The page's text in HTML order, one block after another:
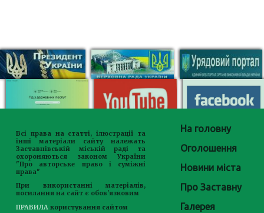
Всі права на статті, ілюстрації та
інші матеріали сайту належать
Заставнівській міській раді та
охороняються законом України
"Про авторське право і суміжні
права"
При використанні матеріалів,
посилання на сайт є обов'язковим
ПРАВИЛА користування сайтом
На головну
Оголошення
Новини міста
Про Заставну
Галерея